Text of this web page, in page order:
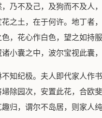
乃不及己，及狗而不及人
之土，在于何许。地丁者
，花心作白色，望之如持
小囊之中，波尔宝视此囊
知纪极。夫人即代家人作
除园次，安置此花，合欧
归，谓尔不岛居，则家人